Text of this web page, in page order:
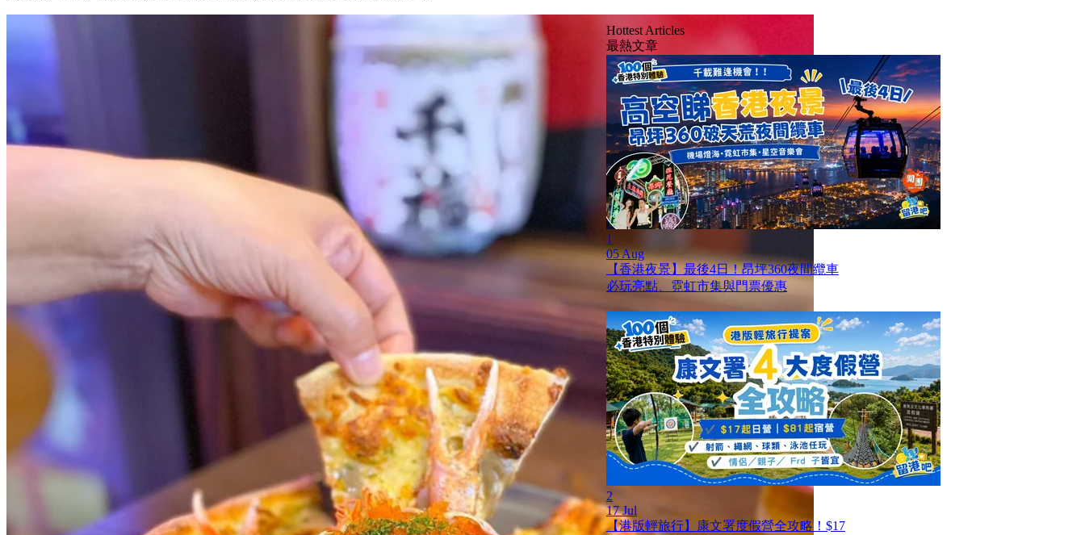
Hottest Articles
最熱文章
1
05 Aug
【香港夜景】最後4日！昂坪360夜間纜車
必玩亮點、霓虹市集與門票優惠
2
17 Jul
【港版輕旅行】康文署度假營全攻略！$17